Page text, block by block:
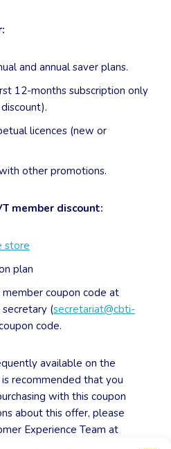
and annual saver plans.
12-months subscription only
licences (new or
other promotions.
member discount:
store
plan
coupon code at
(secretariat@cbti-
code.
available on the
is recommended that you
with this coupon
about this offer, please
Experience Team at